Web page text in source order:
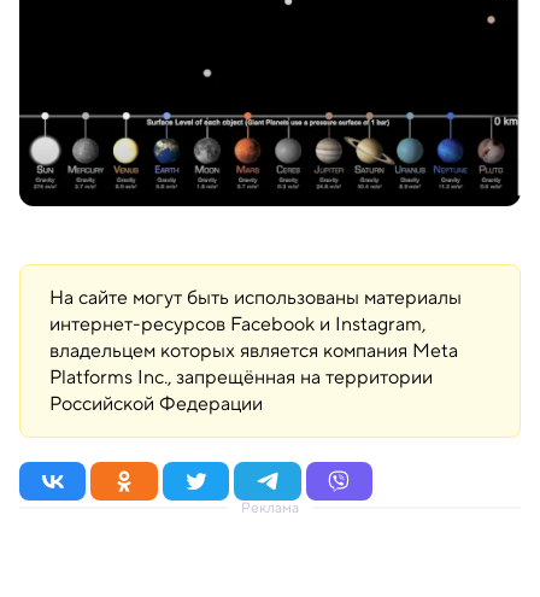
На сайте могут быть использованы материалы
интернет-ресурсов Facebook и Instagram,
владельцем которых является компания Meta
Platforms Inc., запрещённая на территории
Российской Федерации
Реклама